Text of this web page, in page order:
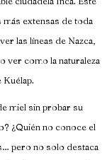
extensas de toda
las líneas de Nazca,
ver como la naturaleza
Kuélap.
miel sin probar su
¿Quién no conoce el
pero no solo destaca